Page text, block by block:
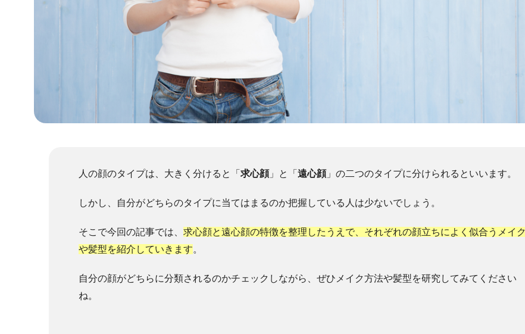
人の顔のタイプは、大きく分けると「 求心顔」と「 遠心顔」の二つのタイプに分けられるといいます。
しかし、自分がどちらのタイプに当てはまるのか把握している人は少ないでしょう。
そこで今回の記事では、 求心顔と遠心顔の特徴を整理したうえで、それぞれの顔立ちによく似合うメイク
や髪型を紹介していきます。
自分の顔がどちらに分類されるのかチェックしながら、ぜひメイク方法や髪型を研究してみてください
ね。